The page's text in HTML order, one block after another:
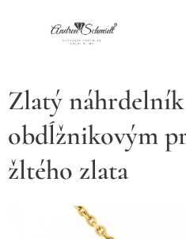
Zlatý
obdĺžnikovým
žltého zlata